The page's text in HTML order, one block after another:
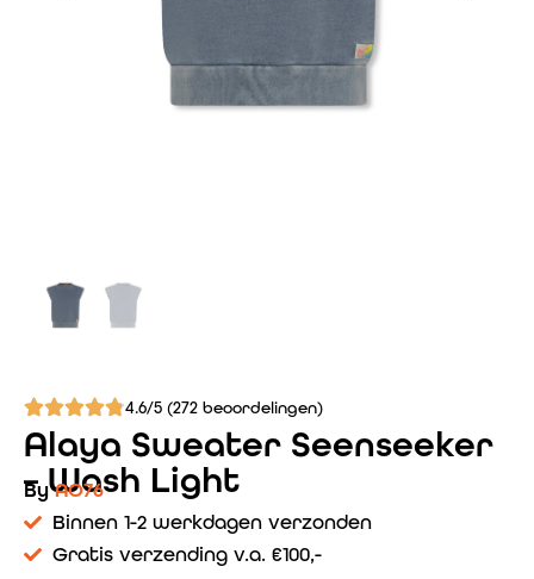
4.6/5 (272 beoordelingen)
Alaya Sweater Seenseeker
– Wash Light
ByAO76
Binnen 1-2 werkdagen verzonden
Gratis verzending v.a. €100,-